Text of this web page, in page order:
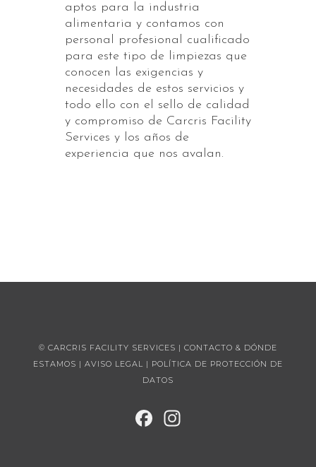
aptos para la industria
alimentaria y contamos con
personal profesional cualificado
para este tipo de limpiezas que
conocen las exigencias y
necesidades de estos servicios y
todo ello con el sello de calidad
y compromiso de Carcris Facility
Services y los años de
experiencia que nos avalan.
© CARCRIS FACILITY SERVICES | CONTACTO & DÓNDE
ESTAMOS | AVISO LEGAL | POLÍTICA DE PROTECCIÓN DE
DATOS
FAC